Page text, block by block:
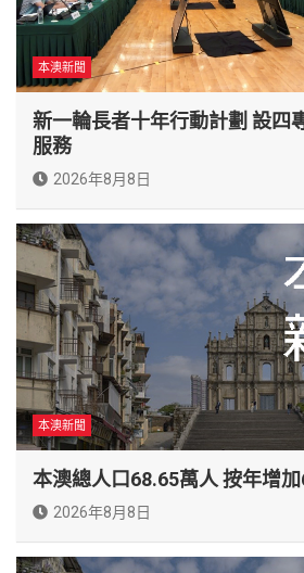
本澳新聞
新一輪長者十年行動計劃 設四
服務
2026年8月8日
本澳新聞
本澳總人口68.65萬人 按年增
2026年8月8日